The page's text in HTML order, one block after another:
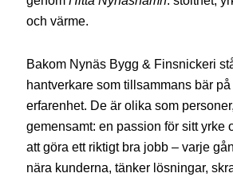
och värme.
Bakom Nynäs Bygg & Finsnickeri
hantverkare som tillsammans bär
erfarenhet. De är olika som
gemensamt: en passion för sitt yrke
att göra ett riktigt bra jobb – varje
nära kunderna, tänker lösningar,